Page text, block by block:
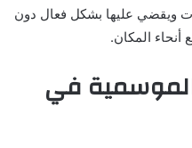
ويقضي عليها بشكل فعال دون
المكان.
في